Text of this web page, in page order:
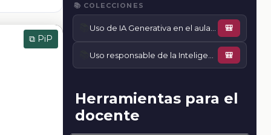
⧉ PiP
📚 COLECCIONES
🎒
🎒
Herramientas para el
docente